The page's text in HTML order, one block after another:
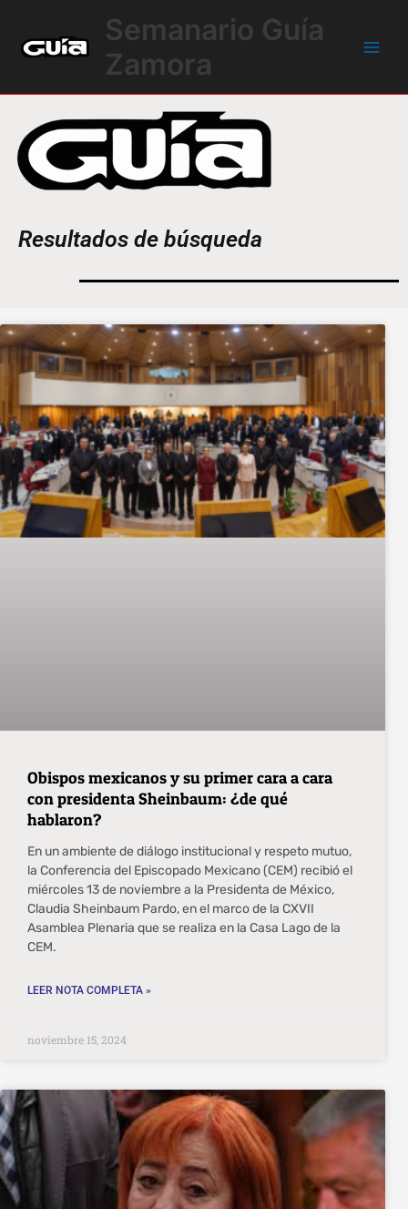
contenido
Semanario Guía
Zamora
Resultados de búsqueda
Obispos mexicanos y su primer cara a cara
con presidenta Sheinbaum: ¿de qué
hablaron?
En un ambiente de diálogo institucional y respeto mutuo,
la Conferencia del Episcopado Mexicano (CEM) recibió el
miércoles 13 de noviembre a la Presidenta de México,
Claudia Sheinbaum Pardo, en el marco de la CXVII
Asamblea Plenaria que se realiza en la Casa Lago de la
CEM.
LEER NOTA COMPLETA »
noviembre 15, 2024
PáginaPágina